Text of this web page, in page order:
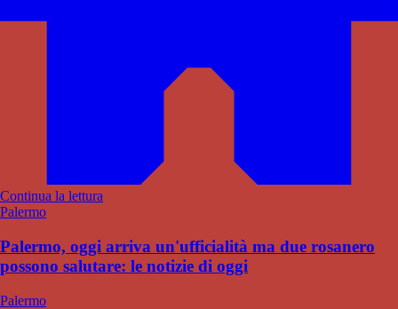
Continua la lettura
Palermo
Palermo, oggi arriva un'ufficialità ma due rosanero
possono salutare: le notizie di oggi
Palermo